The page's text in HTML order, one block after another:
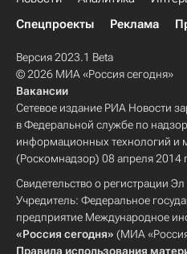
Спецпроекты
Реклама
Версия 2023.1 Beta
© 2026 МИА «Россия сегодня»
Вакансии
Сетевое издание РИА Новости
в Федеральной службе по
информационных технологий и
(Роскомнадзор) 08 апреля 2014
Свидетельство о регистрации
Учредитель: Федеральное
предприятие Международное
«Россия сегодня» (МИА
Правила использования